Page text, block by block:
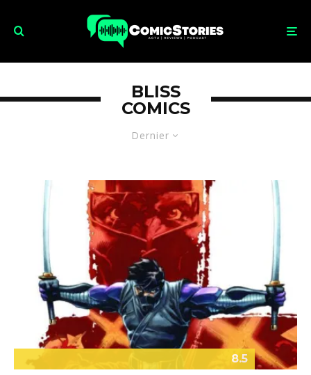
Dernier
BLISS
COMICS
8.5